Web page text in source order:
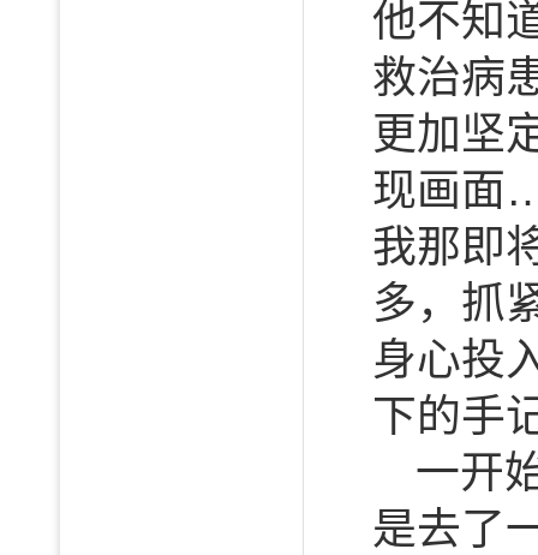
他不知
救治病
更加坚
现画面
我那即
多，抓
身心投
下的手
一开
是去了